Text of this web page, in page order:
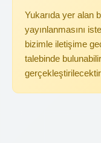
Yukarıda yer alan
yayınlanmasını
bizimle iletişime
talebinde